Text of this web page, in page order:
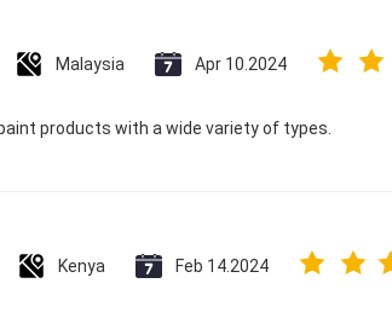
Malaysia Apr 10.2024
products with a wide variety of types.
Kenya Feb 14.2024